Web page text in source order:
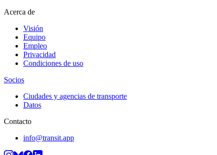
Acerca de
Visión
Equipo
Empleo
Privacidad
Condiciones de uso
Socios
Ciudades y agencias de transporte
Datos
Contacto
info@transit.app